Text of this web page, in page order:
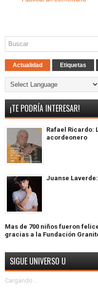
Actualidad Etiquetas
¡TE PODRÍA INTERESAR!
Rafael Ricardo:
acordeonero
Juanse
Mas de 700 niños fueron
gracias a la Fundación
SIGUE UNIVERSO U
Cargando...